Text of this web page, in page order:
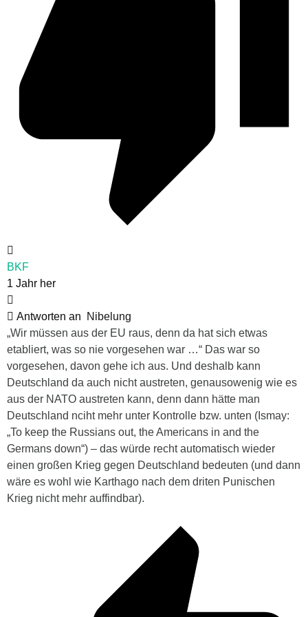
BKF
1 Jahr her
Antworten an
Nibelung
„Wir müssen aus der EU raus, denn da hat sich etwas
etabliert, was so nie vorgesehen war …“ Das war so
vorgesehen, davon gehe ich aus. Und deshalb kann
Deutschland da auch nicht austreten, genausowenig wie es
aus der NATO austreten kann, denn dann hätte man
Deutschland nciht mehr unter Kontrolle bzw. unten (Ismay:
„To keep the Russians out, the Americans in and the
Germans down“) – das würde recht automatisch wieder
einen großen Krieg gegen Deutschland bedeuten (und dann
wäre es wohl wie Karthago nach dem driten Punischen
Krieg nicht mehr auffindbar).